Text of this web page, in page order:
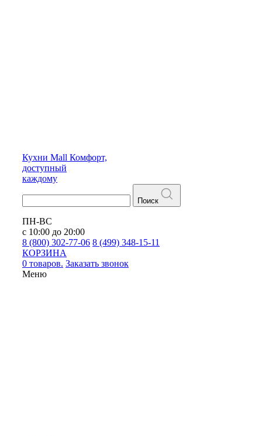
Кухни Mall Комфорт,
доступный
каждому
Поиск
ПН-ВС
с 10:00 до 20:00
8 (800) 302-77-06 8 (499) 348-15-11
КОРЗИНА
0 товаров. Заказать звонок
Меню